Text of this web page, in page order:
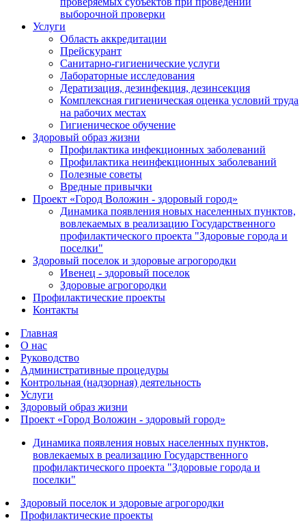
выборочной проверки
Услуги
Область аккредитации
Прейскурант
Санитарно-гигиенические услуги
Лабораторные исследования
Дератизация, дезинфекция, дезинсекция
Комплексная гигиеническая оценка условий труда
на рабочих местах
Гигиеническое обучение
Здоровый образ жизни
Профилактика инфекционных заболеваний
Профилактика неинфекционных заболеваний
Полезные советы
Вредные привычки
Проект «Город Воложин - здоровый город»
Динамика появления новых населенных пунктов,
вовлекаемых в реализацию Государственного
профилактического проекта "Здоровые города и
поселки"
Здоровый поселок и здоровые агрогородки
Ивенец - здоровый поселок
Здоровые агрогородки
Профилактические проекты
Контакты
Главная
О нас
Руководство
Административные процедуры
Контрольная (надзорная) деятельность
Услуги
Здоровый образ жизни
Проект «Город Воложин - здоровый город»
Динамика появления новых населенных пунктов,
вовлекаемых в реализацию Государственного
профилактического проекта "Здоровые города и
поселки"
Здоровый поселок и здоровые агрогородки
Профилактические проекты